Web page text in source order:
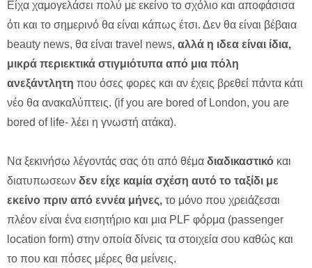
Είχα χαμογελάσει πολύ με εκείνο το σχόλιο και αποφάσισα
ότι και το σημερινό θα είναι κάπως έτσι. Δεν θα είναι βέβαια
beauty news, θα είναι travel news, αλλά η ιδεα είναι ίδια,
μικρά περιεκτικά στιγμιότυπα από μια πόλη
ανεξάντλητη που όσες φορες και αν έχεις βρεθεί πάντα κάτι
νέο θα ανακαλύπτεις. (if you are bored of London, you are
bored of life- λέει η γνωστή ατάκα).
Να ξεκινήσω λέγοντάς σας ότι από θέμα διαδικαστικό και
διατυπωσεων δεν είχε καμία σχέση αυτό το ταξίδι με
εκείνο πριν από εννέα μήνες, το μόνο που χρειάζεσαι
πλέον είναι ένα εισητήριο και μια PLF φόρμα (passenger
location form) στην οποία δίνεις τα στοιχεία σου καθώς και
το που και πόσες μέρες θα μείνεις.